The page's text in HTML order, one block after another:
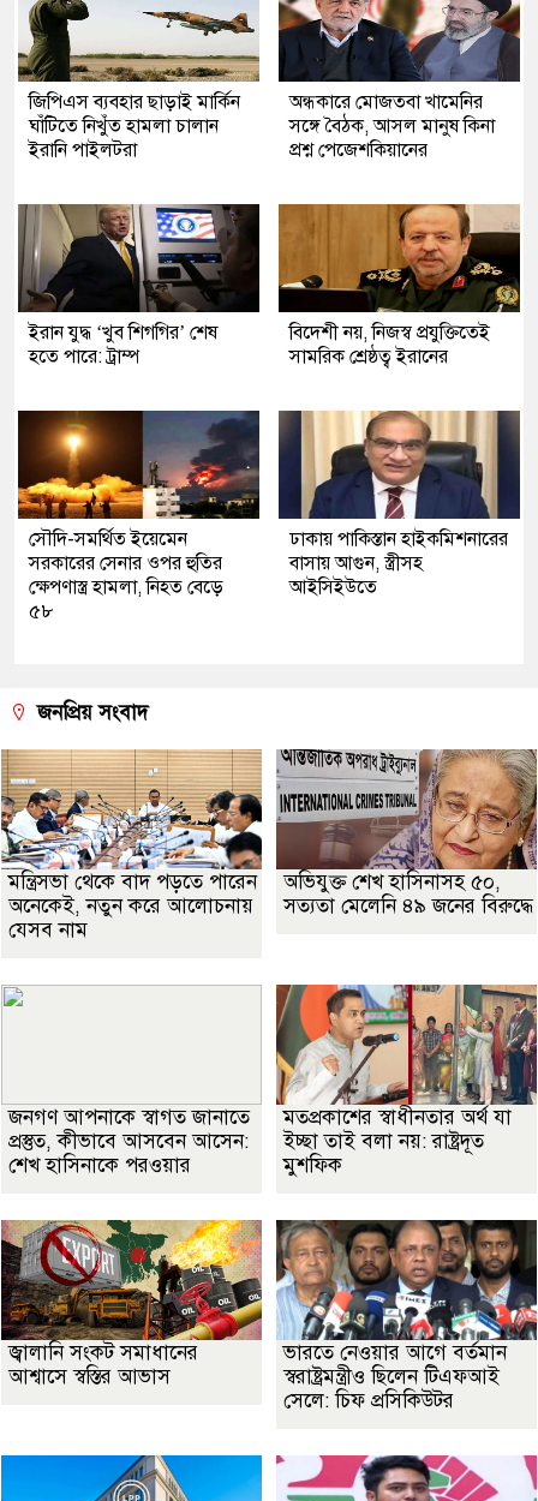
জিপিএস ব্যবহার ছাড়াই মার্কিন
ঘাঁটিতে নিখুঁত হামলা চালান
ইরানি পাইলটরা
অন্ধকারে মোজতবা খামেনির
সঙ্গে বৈঠক, আসল মানুষ কিনা
প্রশ্ন পেজেশকিয়ানের
ইরান যুদ্ধ ‘খুব শিগগির’ শেষ
হতে পারে: ট্রাম্প
বিদেশী নয়, নিজস্ব প্রযুক্তিতেই
সামরিক শ্রেষ্ঠত্ব ইরানের
সৌদি-সমর্থিত ইয়েমেন
সরকারের সেনার ওপর হুতির
ক্ষেপণাস্ত্র হামলা, নিহত বেড়ে
৫৮
ঢাকায় পাকিস্তান হাইকমিশনারের
বাসায় আগুন, স্ত্রীসহ
আইসিইউতে
জনপ্রিয় সংবাদ
মন্ত্রিসভা থেকে বাদ পড়তে পারেন
অনেকেই, নতুন করে আলোচনায়
যেসব নাম
অভিযুক্ত শেখ হাসিনাসহ ৫০,
সত্যতা মেলেনি ৪৯ জনের বিরুদ্ধে
জনগণ আপনাকে স্বাগত জানাতে
প্রস্তুত, কীভাবে আসবেন আসেন:
শেখ হাসিনাকে পরওয়ার
মতপ্রকাশের স্বাধীনতার অর্থ যা
ইচ্ছা তাই বলা নয়: রাষ্ট্রদূত
মুশফিক
জ্বালানি সংকট সমাধানের
আশ্বাসে স্বস্তির আভাস
ভারতে নেওয়ার আগে বর্তমান
স্বরাষ্ট্রমন্ত্রীও ছিলেন টিএফআই
সেলে: চিফ প্রসিকিউটর